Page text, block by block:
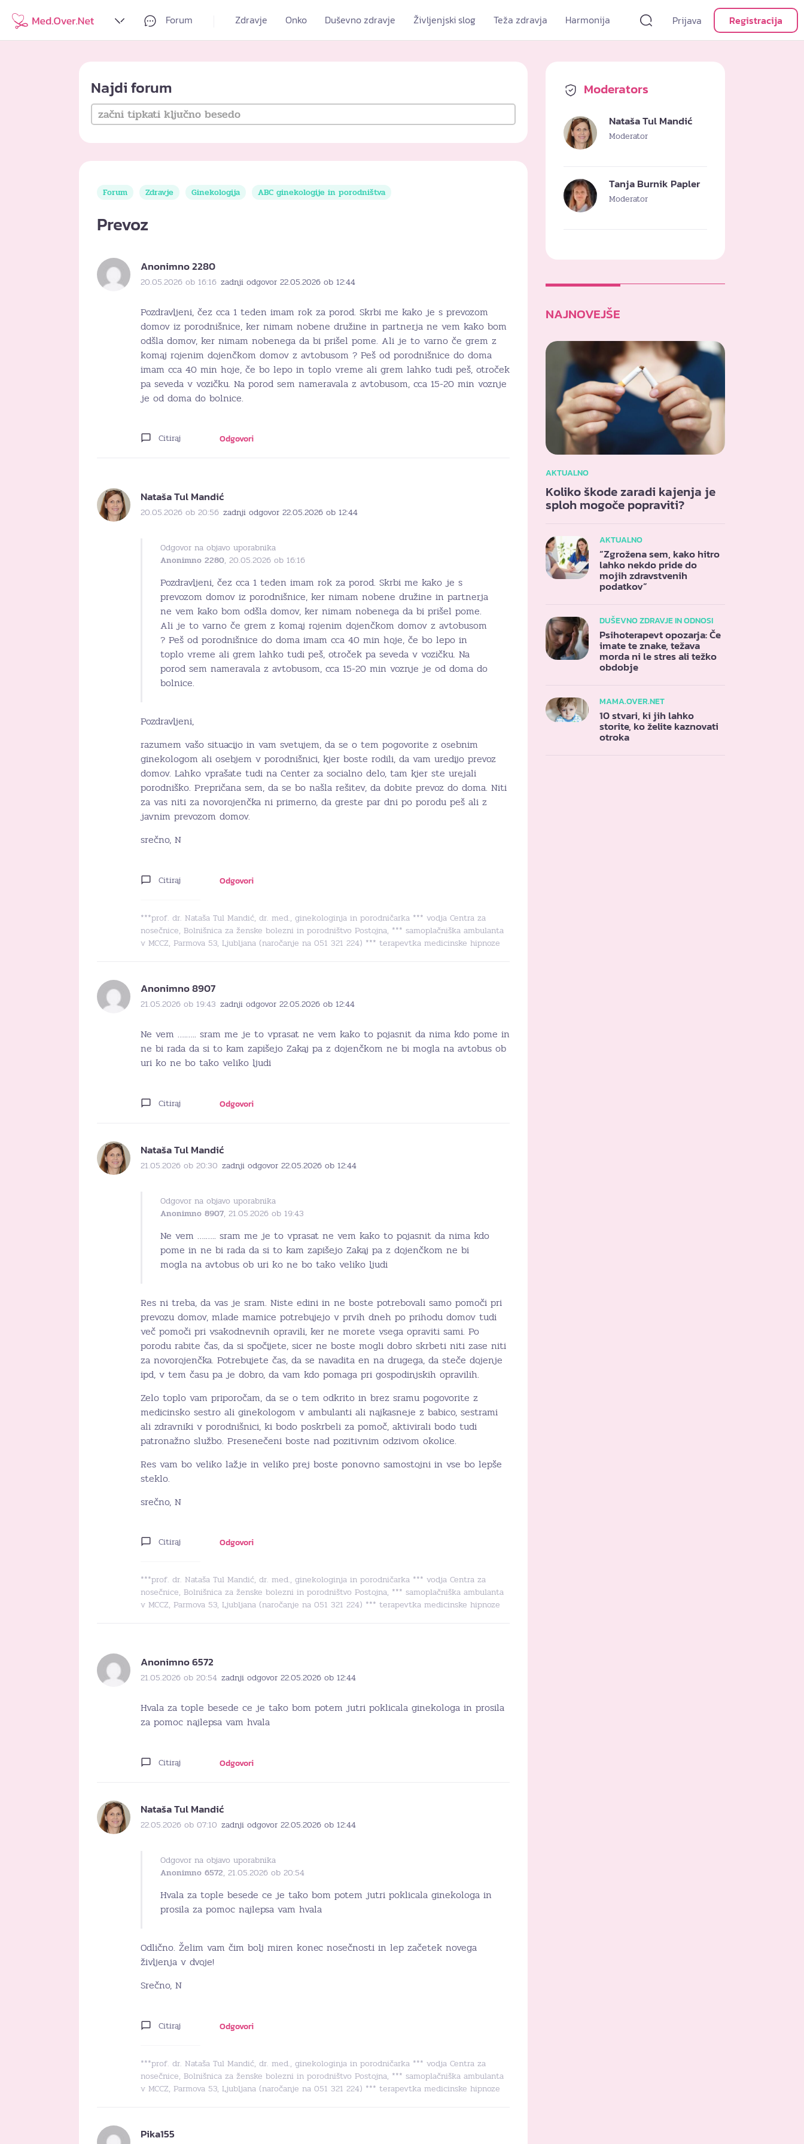
Forum Zdravje Onko Duševno zdravje Življenjski slog Teža zdravja Harmonija Prijava Registracija
Najdi forum
Forum Zdravje Ginekologija ABC ginekologije in porodništva
Prevoz
Anonimno 2280
20.05.2026 ob 16:16 zadnji odgovor 22.05.2026 ob 12:44
Pozdravljeni, čez cca 1 teden imam rok za porod. Skrbi me kako je s prevozom
domov iz porodnišnice, ker nimam nobene družine in partnerja ne vem kako bom
odšla domov, ker nimam nobenega da bi prišel pome. Ali je to varno če grem z
komaj rojenim dojenčkom domov z avtobusom ? Peš od porodnišnice do doma
imam cca 40 min hoje, če bo lepo in toplo vreme ali grem lahko tudi peš, otroček
pa seveda v vozičku. Na porod sem nameravala z avtobusom, cca 15-20 min voznje
je od doma do bolnice.
Citiraj Odgovori
Nataša Tul Mandić
20.05.2026 ob 20:56 zadnji odgovor 22.05.2026 ob 12:44
Odgovor na objavo uporabnika
Anonimno 2280, 20.05.2026 ob 16:16
Pozdravljeni, čez cca 1 teden imam rok za porod. Skrbi me kako je s
prevozom domov iz porodnišnice, ker nimam nobene družine in partnerja
ne vem kako bom odšla domov, ker nimam nobenega da bi prišel pome.
Ali je to varno če grem z komaj rojenim dojenčkom domov z avtobusom
? Peš od porodnišnice do doma imam cca 40 min hoje, če bo lepo in
toplo vreme ali grem lahko tudi peš, otroček pa seveda v vozičku. Na
porod sem nameravala z avtobusom, cca 15-20 min voznje je od doma do
bolnice.
Pozdravljeni,
razumem vašo situacijo in vam svetujem, da se o tem pogovorite z osebnim
ginekologom ali osebjem v porodnišnici, kjer boste rodili, da vam uredijo prevoz
domov. Lahko vprašate tudi na Center za socialno delo, tam kjer ste urejali
porodniško. Prepričana sem, da se bo našla rešitev, da dobite prevoz do doma. Niti
za vas niti za novorojenčka ni primerno, da greste par dni po porodu peš ali z
javnim prevozom domov.
srečno, N
Citiraj Odgovori
***prof. dr. Nataša Tul Mandić, dr. med., ginekologinja in porodničarka *** vodja Centra za
nosečnice, Bolnišnica za ženske bolezni in porodništvo Postojna, *** samoplačniška ambulanta
v MCCZ, Parmova 53, Ljubljana (naročanje na 051 321 224) *** terapevtka medicinske hipnoze
Anonimno 8907
21.05.2026 ob 19:43 zadnji odgovor 22.05.2026 ob 12:44
Ne vem ….….. sram me je to vprasat ne vem kako to pojasnit da nima kdo pome in
ne bi rada da si to kam zapišejo Zakaj pa z dojenčkom ne bi mogla na avtobus ob
uri ko ne bo tako veliko ljudi
Citiraj Odgovori
Nataša Tul Mandić
21.05.2026 ob 20:30 zadnji odgovor 22.05.2026 ob 12:44
Odgovor na objavo uporabnika
Anonimno 8907, 21.05.2026 ob 19:43
Ne vem ….….. sram me je to vprasat ne vem kako to pojasnit da nima kdo
pome in ne bi rada da si to kam zapišejo Zakaj pa z dojenčkom ne bi
mogla na avtobus ob uri ko ne bo tako veliko ljudi
Res ni treba, da vas je sram. Niste edini in ne boste potrebovali samo pomoči pri
prevozu domov, mlade mamice potrebujejo v prvih dneh po prihodu domov tudi
več pomoči pri vsakodnevnih opravili, ker ne morete vsega opraviti sami. Po
porodu rabite čas, da si spočijete, sicer ne boste mogli dobro skrbeti niti zase niti
za novorojenčka. Potrebujete čas, da se navadita en na drugega, da steče dojenje
ipd, v tem času pa je dobro, da vam kdo pomaga pri gospodinjskih opravilih.
Zelo toplo vam priporočam, da se o tem odkrito in brez sramu pogovorite z
medicinsko sestro ali ginekologom v ambulanti ali najkasneje z babico, sestrami
ali zdravniki v porodnišnici, ki bodo poskrbeli za pomoč, aktivirali bodo tudi
patronažno službo. Presenečeni boste nad pozitivnim odzivom okolice.
Res vam bo veliko lažje in veliko prej boste ponovno samostojni in vse bo lepše
steklo.
srečno, N
Citiraj Odgovori
***prof. dr. Nataša Tul Mandić, dr. med., ginekologinja in porodničarka *** vodja Centra za
nosečnice, Bolnišnica za ženske bolezni in porodništvo Postojna, *** samoplačniška ambulanta
v MCCZ, Parmova 53, Ljubljana (naročanje na 051 321 224) *** terapevtka medicinske hipnoze
Anonimno 6572
21.05.2026 ob 20:54 zadnji odgovor 22.05.2026 ob 12:44
Hvala za tople besede ce je tako bom potem jutri poklicala ginekologa in prosila
za pomoc najlepsa vam hvala
Citiraj Odgovori
Nataša Tul Mandić
22.05.2026 ob 07:10 zadnji odgovor 22.05.2026 ob 12:44
Odgovor na objavo uporabnika
Anonimno 6572, 21.05.2026 ob 20:54
Hvala za tople besede ce je tako bom potem jutri poklicala ginekologa in
prosila za pomoc najlepsa vam hvala
Odlično. Želim vam čim bolj miren konec nosečnosti in lep začetek novega
življenja v dvoje!
Srečno, N
Citiraj Odgovori
***prof. dr. Nataša Tul Mandić, dr. med., ginekologinja in porodničarka *** vodja Centra za
nosečnice, Bolnišnica za ženske bolezni in porodništvo Postojna, *** samoplačniška ambulanta
v MCCZ, Parmova 53, Ljubljana (naročanje na 051 321 224) *** terapevtka medicinske hipnoze
Pika155
Moderators
Nataša Tul Mandić
Moderator
Tanja Burnik Papler
Moderator
NAJNOVEJŠE
AKTUALNO
Koliko škode zaradi kajenja je
sploh mogoče popraviti?
AKTUALNO
“Zgrožena sem, kako hitro
lahko nekdo pride do
mojih zdravstvenih
podatkov”
DUŠEVNO ZDRAVJE IN ODNOSI
Psihoterapevt opozarja: Če
imate te znake, težava
morda ni le stres ali težko
obdobje
MAMA.OVER.NET
10 stvari, ki jih lahko
storite, ko želite kaznovati
otroka